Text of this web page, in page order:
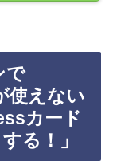
で
使えない
カード
る！」